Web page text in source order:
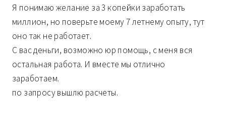
Я понимаю желание за 3 копейки заработать
миллион, но поверьте моему 7 летнему опыту, тут
оно так не работает.
С вас деньги, возможно юр помощь, с меня вся
остальная работа. И вместе мы отлично
заработаем.
по запросу вышлю расчеты.